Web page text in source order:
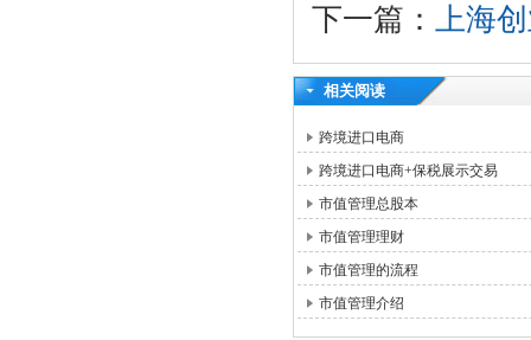
下一篇： 上海
相关阅读
跨境进口电商
跨境进口电商+保税展示交易
市值管理总股本
市值管理理财
市值管理的流程
市值管理介绍